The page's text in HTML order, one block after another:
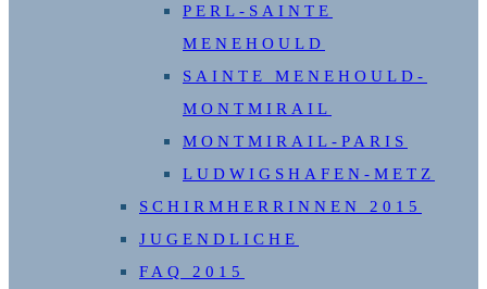
PERL-SAINTE
MENEHOULD
SAINTE MENEHOULD-
MONTMIRAIL
MONTMIRAIL-PARIS
LUDWIGSHAFEN-METZ
SCHIRMHERRINNEN 2015
JUGENDLICHE
FAQ 2015